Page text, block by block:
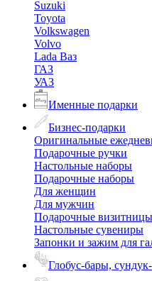
Suzuki
Toyota
Volkswagen
Volvo
Lada Ваз
ГАЗ
УАЗ
Именные подарки
Бизнес-подарки
Оригинальные
Подарочные ручки
Настольные наборы
Подарочные наборы
Для женщин
Для мужчин
Подарочные визитницы
Настольные сувениры
Запонки и зажим для
Глобус-бары,